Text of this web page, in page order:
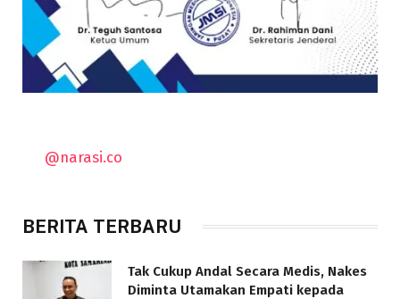
@narasi.co
BERITA TERBARU
Tak Cukup Andal Secara Medis, Nakes
Diminta Utamakan Empati kepada